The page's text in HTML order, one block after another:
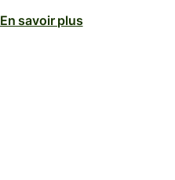
En savoir plus